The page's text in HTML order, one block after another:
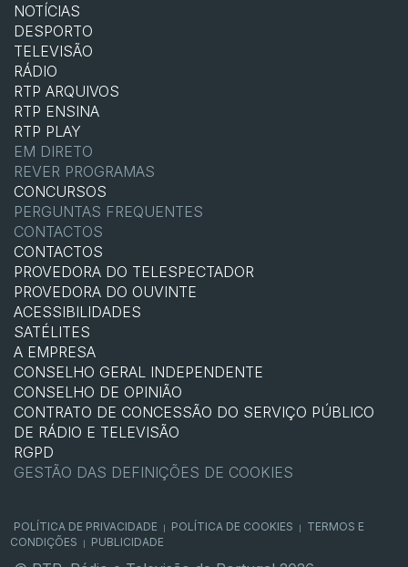
NOTÍCIAS
DESPORTO
TELEVISÃO
RÁDIO
RTP ARQUIVOS
RTP ENSINA
RTP PLAY
EM DIRETO
REVER PROGRAMAS
CONCURSOS
PERGUNTAS FREQUENTES
CONTACTOS
CONTACTOS
PROVEDORA DO TELESPECTADOR
PROVEDORA DO OUVINTE
ACESSIBILIDADES
SATÉLITES
A EMPRESA
CONSELHO GERAL INDEPENDENTE
CONSELHO DE OPINIÃO
CONTRATO DE CONCESSÃO DO SERVIÇO PÚBLICO
DE RÁDIO E TELEVISÃO
RGPD
GESTÃO DAS DEFINIÇÕES DE COOKIES
POLÍTICA DE PRIVACIDADE POLÍTICA DE COOKIES
TERMOS E
CONDIÇÕES
PUBLICIDADE